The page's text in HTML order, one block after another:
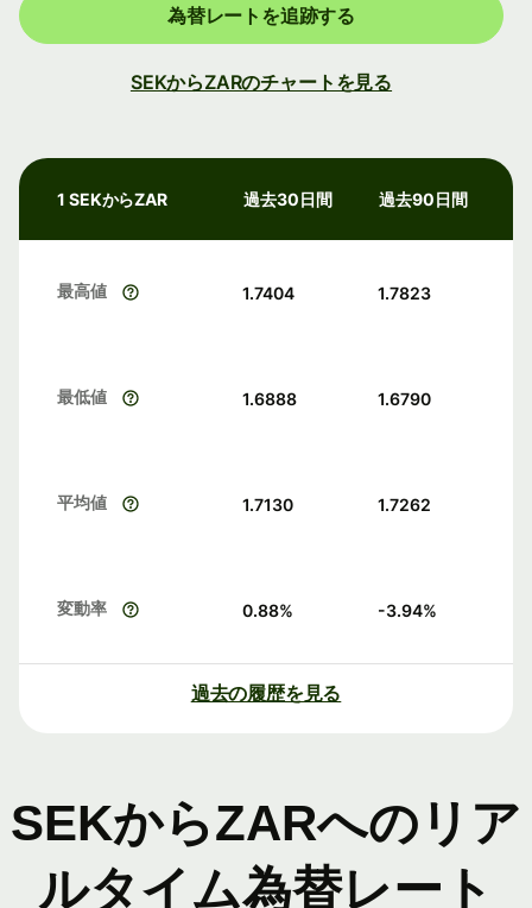
為替レートを追跡する
SEKからZARのチャートを見る
1 SEKからZAR 過去30日間 過去90日間
最高値 1.7404 1.7823
最低値 1.6888 1.6790
平均値 1.7130 1.7262
変動率 0.88% -3.94%
過去の履歴を見る
SEKからZARへのリア
ルタイム為替レート